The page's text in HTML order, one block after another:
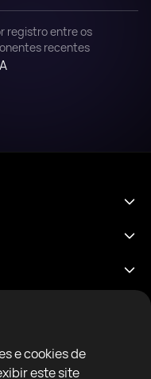
e cookies de
este site
registro entre os
recentes